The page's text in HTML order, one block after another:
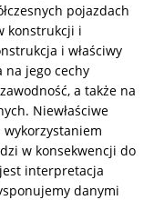
pojazdach
konstrukcji i
i właściwy
na jego cechy
a także na
Niewłaściwe
w konsekwencji do
interpretacja
danymi